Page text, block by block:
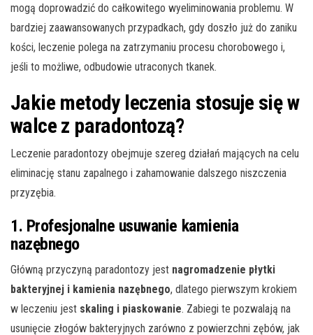
mogą doprowadzić do całkowitego wyeliminowania problemu. W
bardziej zaawansowanych przypadkach, gdy doszło już do zaniku
kości, leczenie polega na zatrzymaniu procesu chorobowego i,
jeśli to możliwe, odbudowie utraconych tkanek.
Jakie metody leczenia stosuje się w
walce z paradontozą?
Leczenie paradontozy obejmuje szereg działań mających na celu
eliminację stanu zapalnego i zahamowanie dalszego niszczenia
przyzębia.
1. Profesjonalne usuwanie kamienia
nazębnego
Główną przyczyną paradontozy jest nagromadzenie płytki
bakteryjnej i kamienia nazębnego, dlatego pierwszym krokiem
w leczeniu jest skaling i piaskowanie. Zabiegi te pozwalają na
usunięcie złogów bakteryjnych zarówno z powierzchni zębów, jak